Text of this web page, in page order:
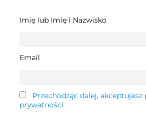
Imię lub Imię i Nazwisko
Email
Przechodząc dalej,
prywatności